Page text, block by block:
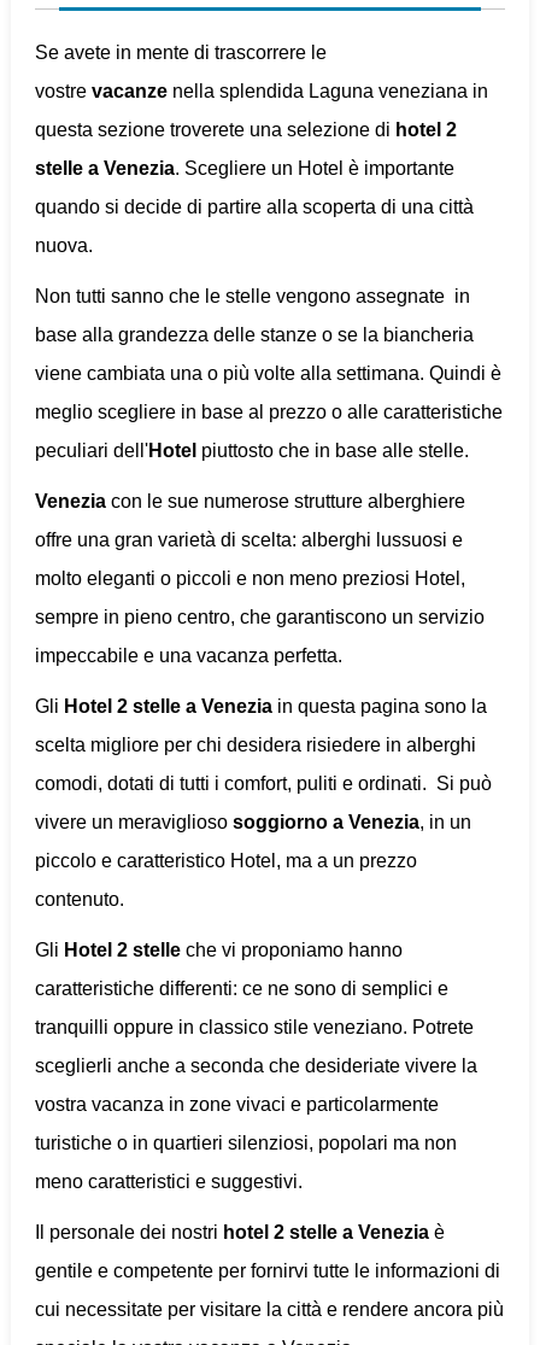
Se avete in mente di trascorrere le
vostre vacanzenella splendida Laguna veneziana in
questa sezione troverete una selezione di hotel 2
stelle a Venezia. Scegliere un Hotel è importante
quando si decide di partire alla scoperta di una città
nuova.
Non tutti sanno che le stelle vengono assegnate in
base alla grandezza delle stanze o se la biancheria
viene cambiata una o più volte alla settimana. Quindi è
meglio scegliere in base al prezzo o alle caratteristiche
peculiari dell'Hotel piuttosto che in base alle stelle.
Veneziacon le sue numerose strutture alberghiere
offre una gran varietà di scelta: alberghi lussuosi e
molto eleganti o piccoli e non meno preziosi Hotel,
sempre in pieno centro, che garantiscono un servizio
impeccabile e una vacanza perfetta.
Gli Hotel 2 stelle a Veneziain questa pagina sono la
scelta migliore per chi desidera risiedere in alberghi
comodi, dotati di tutti i comfort, puliti e ordinati. Si può
vivere un meraviglioso soggiorno a Venezia, in un
piccolo e caratteristico Hotel, ma a un prezzo
contenuto.
Gli Hotel 2 stelleche vi proponiamo hanno
caratteristiche differenti: ce ne sono di semplici e
tranquilli oppurein classico stile veneziano. Potrete
sceglierli anche a seconda che desideriate vivere la
vostra vacanza in zone vivaci e particolarmente
turistiche o in quartieri silenziosi, popolari ma non
meno caratteristici e suggestivi.
Il personale dei nostri hotel 2 stelle a Veneziaè
gentile e competente per fornirvi tutte le informazioni di
cui necessitate per visitare la città e rendere ancora più